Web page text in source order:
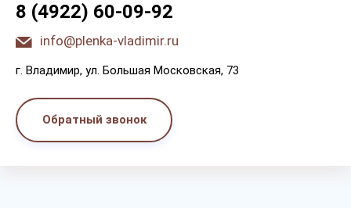
8 (4922) 60-09-92
info@plenka-vladimir.ru
г. Bлaдимиp, yл. Бoльшaя Мocкoвcкaя, 73
Обратный звонок